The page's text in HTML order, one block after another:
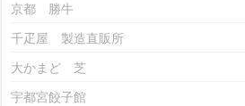
京都 勝牛
千疋屋 製造直販所
大かまど 芝
宇都宮餃子館